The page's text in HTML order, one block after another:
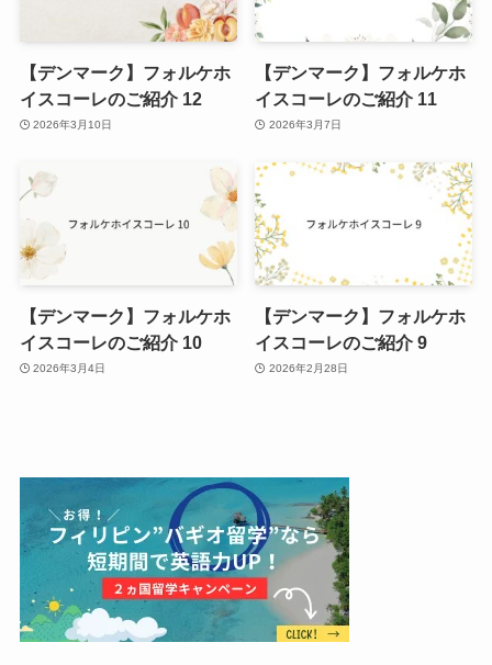
【デンマーク】フォルケホ
イスコーレのご紹介 12
2026年3月10日
【デンマーク】フォルケホ
イスコーレのご紹介 11
2026年3月7日
【デンマーク】フォルケホ
イスコーレのご紹介 10
2026年3月4日
【デンマーク】フォルケホ
イスコーレのご紹介 9
2026年2月28日